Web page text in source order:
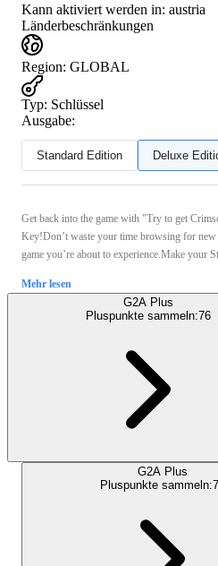
Kann aktiviert werden in: austria
Länderbeschränkungen
Region: GLOBAL
Typ: Schlüssel
Ausgabe:
Standard Edition Deluxe
Get back into the game with "Try to get
Key!Don’t waste your time browsing for new
game you’re about to experience.Make your
Mehr lesen
G2A Plus
Pluspunkte sammeln:76
G2A Plus
Pluspunkte sammeln: